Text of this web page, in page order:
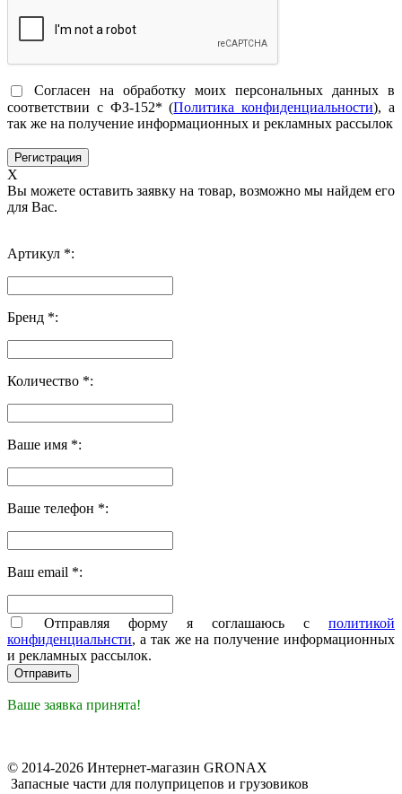
Согласен на обработку моих персональных данных в
соответствии с ФЗ-152* (Политика конфиденциальности), а
так же на получение информационных и рекламных рассылок
X
Вы можете оставить заявку на товар, возможно мы найдем его
для Вас.
Артикул *:
Бренд *:
Количество *:
Ваше имя *:
Ваше телефон *:
Ваш email *:
Отправляя форму я соглашаюсь с политикой
конфиденциальнсти, а так же на получение информационных
и рекламных рассылок.
Ваше заявка принята!
© 2014-2026 Интернет-магазин GRONAX
Запасные части для полуприцепов и грузовиков